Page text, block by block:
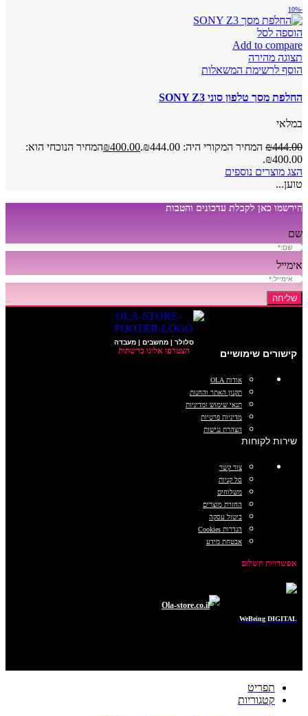
-10%
הוספה לסל
Add to compare
תצוגה מהירה
הוסף לרשימת המשאלות
החלפת מסך טלפון סוני SONY Z3
במלאי
₪444.00 המחיר המקורי היה: ₪444.00. ₪400.00
המחיר הנוכחי הוא:
₪400.00.
הצג מוצרים נוספים
טוען...
הירשמו כאן לקבלת עדכונים והטבות
שם
אימייל
שליחה
סלולר | מחשבים | מעבדה
הצטרפו אלינו ברשתות קישורים שימושיים
אודות OLA
תקנון האתר והחנות
תנאי שימוש ומדיניות
מדיניות פרטיות
הצהרת נגישות
שירות לקוחות
צור קשר
סל קניות
משלוחים
החזרת מוצרים
ביטול עסקה
הגדרות Cookies
אבטחת מידע
אפשרויות תשלום
Ola-store.co.il
WeBeing DIGITAL
תפריט
קטגוריות